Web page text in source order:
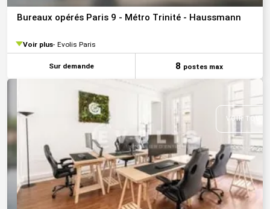
Bureaux opérés Paris 9 - Métro Trinité - Haussmann
Voir plus Evolis Paris
Sur demande 8 postes max
VOIR